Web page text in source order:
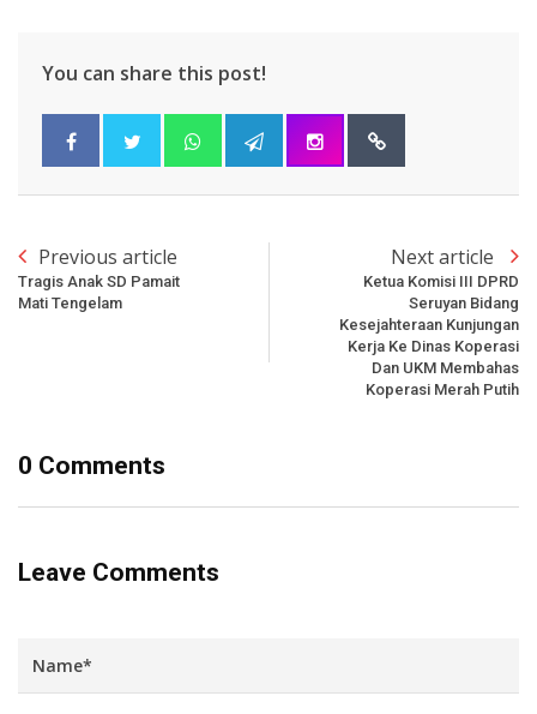
You can share this post!
Previous article
Tragis Anak SD Pamait
Mati Tengelam
Next article
Ketua Komisi III DPRD
Seruyan Bidang
Kesejahteraan Kunjungan
Kerja Ke Dinas Koperasi
Dan UKM Membahas
Koperasi Merah Putih
0 Comments
Leave Comments